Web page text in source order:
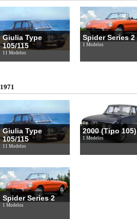
Giulia Type
105/115
11 Modelos
Spider Series 2
1 Modelos
1971
Giulia Type
105/115
11 Modelos
2000 (Tipo 105)
1 Modelos
Spider Series 2
1 Modelos